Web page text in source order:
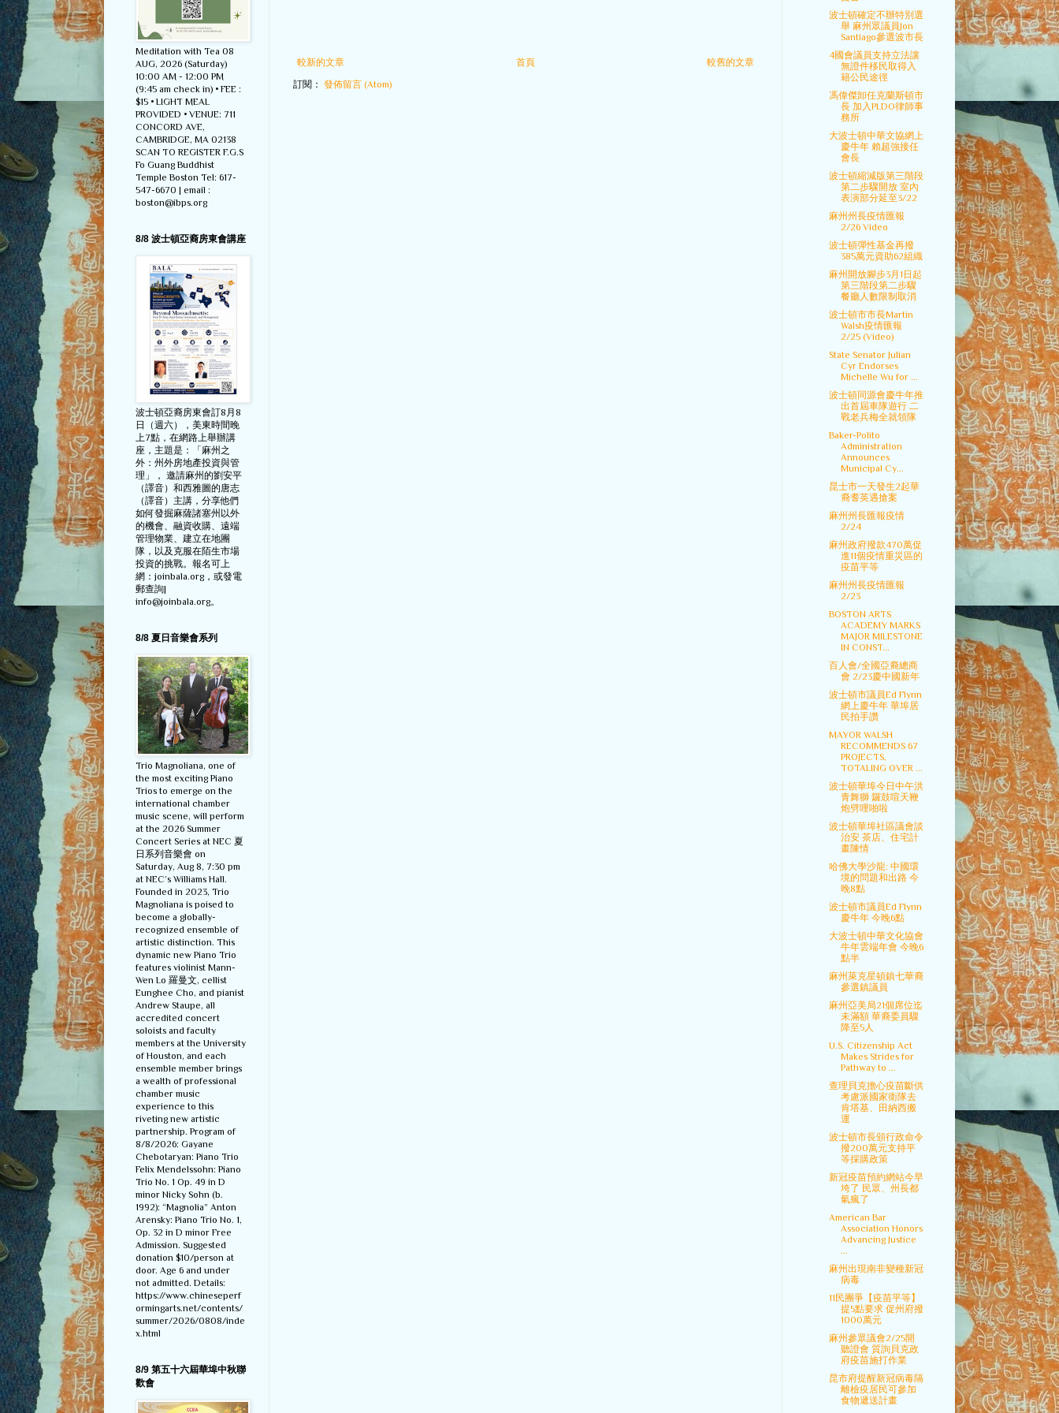
較新的文章 較舊的文章
首頁
訂閱： 發佈留言 (Atom)
Meditation with Tea 08
AUG, 2026 (Saturday)
10:00 AM - 12:00 PM
(9:45 am check in) • FEE :
$15 • LIGHT MEAL
PROVIDED • VENUE: 711
CONCORD AVE,
CAMBRIDGE, MA 02138
SCAN TO REGISTER F.G.S
Fo Guang Buddhist
Temple Boston Tel: 617-
547-6670 | email :
boston@ibps.org
8/8 波士頓亞裔房東會講座
波士頓亞裔房東會訂8月8
日（週六），美東時間晚
上7點，在網路上舉辦講
座，主題是：「麻州之
外：州外房地產投資與管
理」， 邀請麻州的劉安平
（譯音）和西雅圖的唐志
（譯音）主講，分享他們
如何發掘麻薩諸塞州以外
的機會、融資收購、遠端
管理物業、建立在地團
隊，以及克服在陌生市場
投資的挑戰。報名可上
網：joinbala.org，或發電
郵查詢|
info@joinbala.org。
8/8 夏日音樂會系列
Trio Magnoliana, one of
the most exciting Piano
Trios to emerge on the
international chamber
music scene, will perform
at the 2026 Summer
Concert Series at NEC 夏
日系列音樂會 on
Saturday, Aug 8, 7:30 pm
at NEC’s Williams Hall.
Founded in 2023, Trio
Magnoliana is poised to
become a globally-
recognized ensemble of
artistic distinction. This
dynamic new Piano Trio
features violinist Mann-
Wen Lo 羅曼文, cellist
Eunghee Cho, and pianist
Andrew Staupe, all
accredited concert
soloists and faculty
members at the University
of Houston, and each
ensemble member brings
a wealth of professional
chamber music
experience to this
riveting new artistic
partnership. Program of
8/8/2026: Gayane
Chebotaryan: Piano Trio
Felix Mendelssohn: Piano
Trio No. 1 Op. 49 in D
minor Nicky Sohn (b.
1992): “Magnolia” Anton
Arensky: Piano Trio No. 1,
Op. 32 in D minor Free
Admission. Suggested
donation $10/person at
door. Age 6 and under
not admitted. Details:
https://www.chineseperf
ormingarts.net/contents/
summer/2026/0808/inde
x.html
8/9 第五十六屆華埠中秋聯
歡會
波士頓確定不辦特別選
舉 麻州眾議員Jon
Santiago參選波市長
4國會議員支持立法讓
無證件移民取得入
籍公民途徑
馮偉傑卸任克蘭斯頓市
長 加入PLDO律師事
務所
大波士頓中華文協網上
慶牛年 賴超強接任
會長
波士頓縮減版第三階段
第二步驟開放 室內
表演部分延至3/22
麻州州長疫情匯報
2/26 Video
波士頓彈性基金再撥
385萬元資助62組織
麻州開放腳步3月1日起
第三階段第二步驟
餐廳人數限制取消
波士頓市市長Martin
Walsh疫情匯報
2/25 (Video)
State Senator Julian
Cyr Endorses
Michelle Wu for ...
波士頓同源會慶牛年推
出首屆車隊遊行 二
戰老兵梅全就領隊
Baker-Polito
Administration
Announces
Municipal Cy...
昆士市一天發生2起華
裔耆英遇搶案
麻州州長匯報疫情
2/24
麻州政府撥款470萬促
進11個疫情重災區的
疫苗平等
麻州州長疫情匯報
2/23
BOSTON ARTS
ACADEMY MARKS
MAJOR MILESTONE
IN CONST...
百人會/全國亞裔總商
會 2/23慶中國新年
波士頓市議員Ed Flynn
網上慶牛年 華埠居
民拍手讚
MAYOR WALSH
RECOMMENDS 67
PROJECTS,
TOTALING OVER ...
波士頓華埠今日中午洪
青舞獅 鑼鼓喧天鞭
炮劈哩啪啦
波士頓華埠社區議會談
治安 茶店、住宅計
畫陳情
哈佛大學沙龍: 中國環
境的問題和出路 今
晚8點
波士頓市議員Ed Flynn
慶牛年 今晚6點
大波士頓中華文化協會
牛年雲端年會 今晚6
點半
麻州萊克星頓鎮七華裔
參選鎮議員
麻州亞美局21個席位迄
未滿額 華裔委員驟
降至5人
U.S. Citizenship Act
Makes Strides for
Pathway to ...
查理貝克擔心疫苗斷供
考慮派國家衛隊去
肯塔基、田納西搬
運
波士頓市長頒行政命令
撥200萬元支持平
等採購政策
新冠疫苗預約網站今早
垮了 民眾、州長都
氣瘋了
American Bar
Association Honors
Advancing Justice
...
麻州出現南非變種新冠
病毒
11民團爭【疫苗平等】
提5點要求 促州府撥
1000萬元
麻州參眾議會2/25開
聽證會 質詢貝克政
府疫苗施打作業
昆市府提醒新冠病毒隔
離檢疫居民可參加
食物遞送計畫